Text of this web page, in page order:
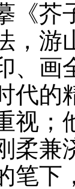
《芥
，游
、画
代的
视；
柔兼
笔下